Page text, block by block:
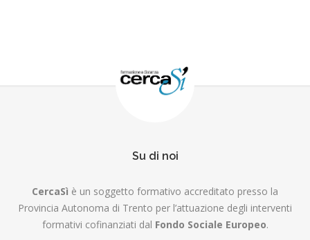
Su di noi
CercaSì è un soggetto formativo accreditato presso la
Provincia Autonoma di Trento per l’attuazione degli interventi
formativi cofinanziati dal Fondo Sociale Europeo.